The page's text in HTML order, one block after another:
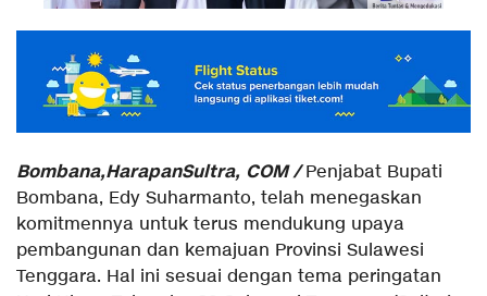
Bombana,HarapanSultra, COM /Penjabat Bupati
Bombana, Edy Suharmanto, telah menegaskan
komitmennya untuk terus mendukung upaya
pembangunan dan kemajuan Provinsi Sulawesi
Tenggara. Hal ini sesuai dengan tema peringatan